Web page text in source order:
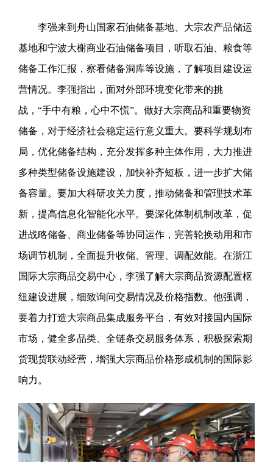
李强来到舟山国家石油储备基地、大宗农产品储运
基地和宁波大榭商业石油储备项目，听取石油、粮食等
储备工作汇报，察看储备洞库等设施，了解项目建设运
营情况。李强指出，面对外部环境变化带来的挑
战，“手中有粮，心中不慌”。做好大宗商品和重要物资
储备，对于经济社会稳定运行意义重大。要科学规划布
局，优化储备结构，充分发挥多种主体作用，大力推进
多种类型储备设施建设，加快补齐短板，进一步扩大储
备容量。要加大科研攻关力度，推动储备和管理技术革
新，提高信息化智能化水平。要深化体制机制改革，促
进战略储备、商业储备等协同运作，完善轮换动用和市
场调节机制，全面提升收储、管理、调配效能。在浙江
国际大宗商品交易中心，李强了解大宗商品资源配置枢
纽建设进展，细致询问交易情况及价格指数。他强调，
要着力打造大宗商品集成服务平台，有效对接国内国际
市场，健全多品类、全链条交易服务体系，积极探索期
货现货联动经营，增强大宗商品价格形成机制的国际影
响力。